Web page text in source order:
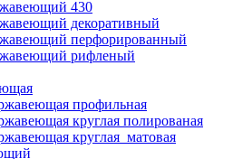
430
декоративный
перфорированный
рифленый
профильная
круглая полированая
круглая матовая